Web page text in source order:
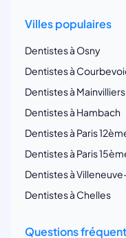
Villes populaires
Dentistes à Osny
Dentistes à
Dentistes à Mainvilliers
Dentistes à Hambach
Dentistes à Paris
Dentistes à Paris
Dentistes à
Dentistes à Chelles
Questions